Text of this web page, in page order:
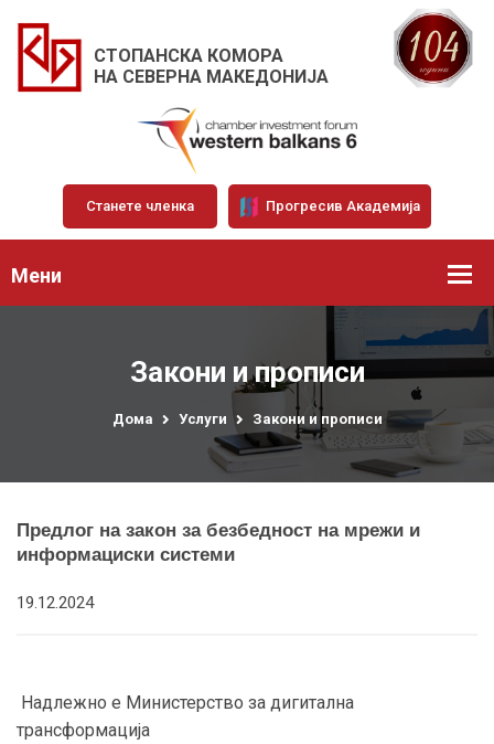
СТОПАНСКА КОМОРА
НА СЕВЕРНА МАКЕДОНИЈА
Станете членка Прогресив Академија
Мени
Закони и прописи
Дома Услуги Закони и прописи
Предлог на закон за безбедност на мрежи и
информациски системи
19.12.2024
Надлежно е Министерство за дигитална
трансформација